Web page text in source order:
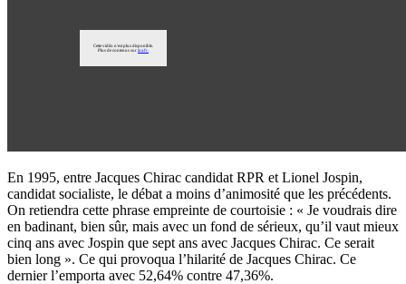
En 1995, entre Jacques Chirac candidat RPR et Lionel Jospin,
candidat socialiste, le débat a moins d’animosité que les précédents.
On retiendra cette phrase empreinte de courtoisie : « Je voudrais dire
en badinant, bien sûr, mais avec un fond de sérieux, qu’il vaut mieux
cinq ans avec Jospin que sept ans avec Jacques Chirac. Ce serait
bien long ». Ce qui provoqua l’hilarité de Jacques Chirac. Ce
dernier l’emporta avec 52,64% contre 47,36%.